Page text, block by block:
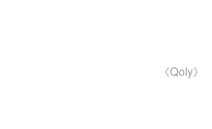
《Qoly》